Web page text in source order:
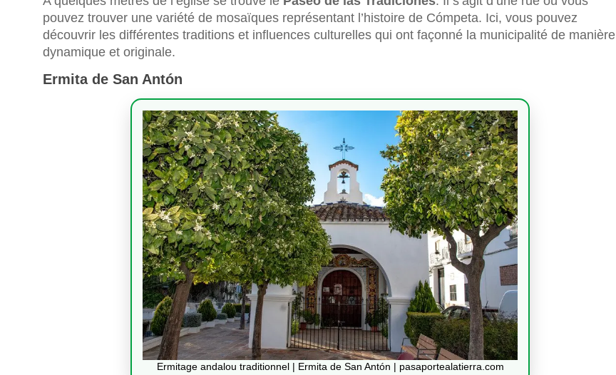
pouvez trouver une variété de mosaïques représentant l’histoire de Cómpeta. Ici, vous pouvez
découvrir les différentes traditions et influences culturelles qui ont façonné la municipalité de manière
dynamique et originale.
Ermita de San Antón
Ermitage andalou traditionnel | Ermita de San Antón | pasaportealatierra.com